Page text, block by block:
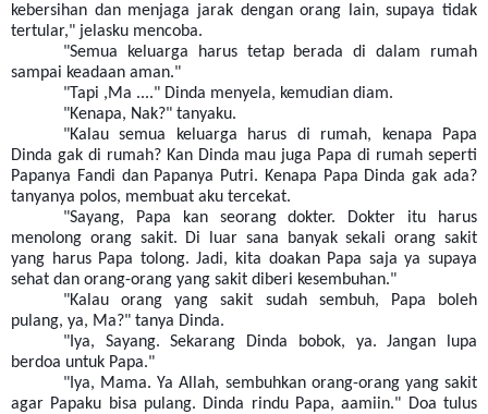
kebersihan dan menjaga jarak dengan orang lain, supaya tidak
tertular," jelasku mencoba.
"Semua keluarga harus tetap berada di dalam rumah
sampai keadaan aman."
"Tapi ,Ma ...." Dinda menyela, kemudian diam.
"Kenapa, Nak?" tanyaku.
"Kalau semua keluarga harus di rumah, kenapa Papa
Dinda gak di rumah? Kan Dinda mau juga Papa di rumah seperti
Papanya Fandi dan Papanya Putri. Kenapa Papa Dinda gak ada?
tanyanya polos, membuat aku tercekat.
"Sayang, Papa kan seorang dokter. Dokter itu harus
menolong orang sakit. Di luar sana banyak sekali orang sakit
yang harus Papa tolong. Jadi, kita doakan Papa saja ya supaya
sehat dan orang-orang yang sakit diberi kesembuhan."
"Kalau orang yang sakit sudah sembuh, Papa boleh
pulang, ya, Ma?" tanya Dinda.
"Iya, Sayang. Sekarang Dinda bobok, ya. Jangan lupa
berdoa untuk Papa."
"Iya, Mama. Ya Allah, sembuhkan orang-orang yang sakit
agar Papaku bisa pulang. Dinda rindu Papa, aamiin." Doa tulus